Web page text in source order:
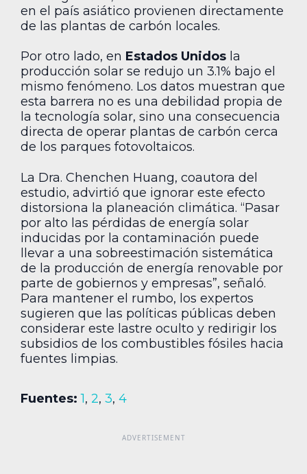
en el país asiático provienen directamente
de las plantas de carbón locales.
Por otro lado, en Estados Unidos la
producción solar se redujo un 3.1% bajo el
mismo fenómeno. Los datos muestran que
esta barrera no es una debilidad propia de
la tecnología solar, sino una consecuencia
directa de operar plantas de carbón cerca
de los parques fotovoltaicos.
La Dra. Chenchen Huang, coautora del
estudio, advirtió que ignorar este efecto
distorsiona la planeación climática. “Pasar
por alto las pérdidas de energía solar
inducidas por la contaminación puede
llevar a una sobreestimación sistemática
de la producción de energía renovable por
parte de gobiernos y empresas”, señaló.
Para mantener el rumbo, los expertos
sugieren que las políticas públicas deben
considerar este lastre oculto y redirigir los
subsidios de los combustibles fósiles hacia
fuentes limpias.
Fuentes: 1, 2, 3, 4